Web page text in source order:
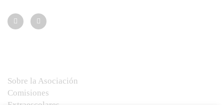
Sobre la Asociación
Comisiones